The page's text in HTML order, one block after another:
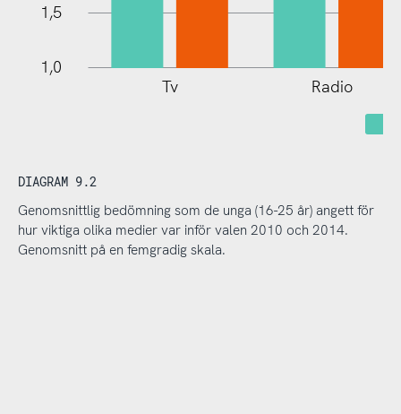
1,5
1,0
Tv Radio
DIAGRAM 9.2
Genomsnittlig bedömning som de unga (16-25 år) angett för
hur viktiga olika medier var inför valen 2010 och 2014.
Genomsnitt på en femgradig skala.